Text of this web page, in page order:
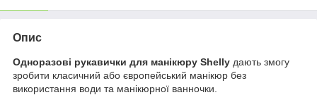
Опис
Одноразові рукавички для манікюру Shelly дають змогу
зробити класичний або європейський манікюр без
використання води та манікюрної ванночки.